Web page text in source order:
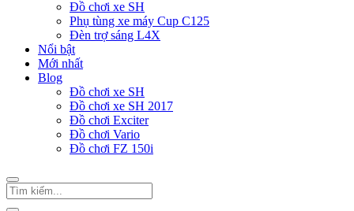
Đồ chơi xe SH
Phụ tùng xe máy Cup C125
Đèn trợ sáng L4X
Nổi bật
Mới nhất
Blog
Đồ chơi xe SH
Đồ chơi xe SH 2017
Đồ chơi Exciter
Đồ chơi Vario
Đồ chơi FZ 150i